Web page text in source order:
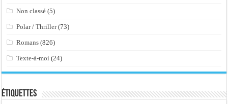
Non classé (5)
Polar / Thriller(73)
Romans (826)
Texte-à-moi (24)
Étiquettes